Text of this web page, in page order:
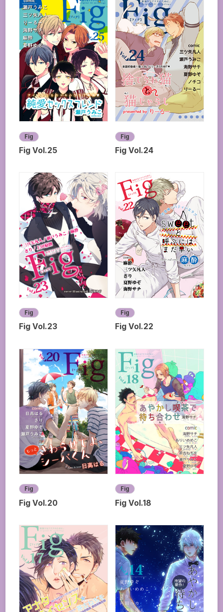
Fig
Fig Vol.25
Fig
Fig Vol.24
Fig
Fig Vol.23
Fig
Fig Vol.22
Fig
Fig Vol.20
Fig
Fig Vol.18